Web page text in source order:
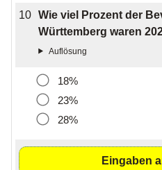
10 Wie viel Prozent der
Württemberg waren
18%
23%
28%